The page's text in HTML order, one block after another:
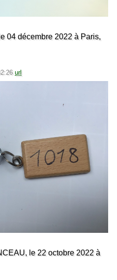
04 décembre 2022 à Paris,
url
le 22 octobre 2022 à